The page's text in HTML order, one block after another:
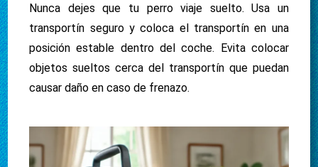
Nunca dejes que tu perro viaje suelto. Usa un
transportín seguro y coloca el transportín en una
posición estable dentro del coche. Evita colocar
objetos sueltos cerca del transportín que puedan
causar daño en caso de frenazo.